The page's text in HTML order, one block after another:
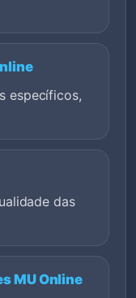
específicos,
das
MU Online